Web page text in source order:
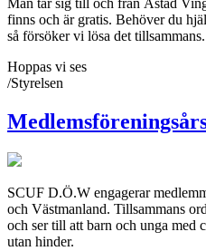
Man tar sig till och från Ästad
finns och är gratis. Behöver du
så försöker vi lösa det tillsammans.
Hoppas vi ses
/Styrelsen
SCUF D.Ö.W engagerar
och Västmanland. Tillsammans
och ser till att barn och unga med
utan hinder.